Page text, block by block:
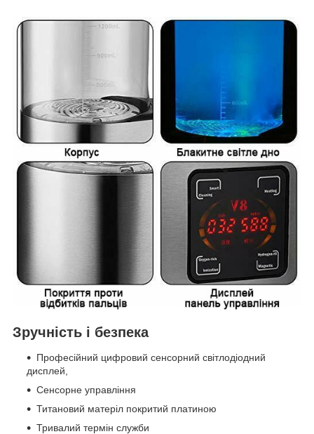
Зручність і безпека
Професійний цифровий сенсорний світлодіодний
дисплей,
Сенсорне управління
Титановий матеріл покритий платиною
Тривалий термін служби